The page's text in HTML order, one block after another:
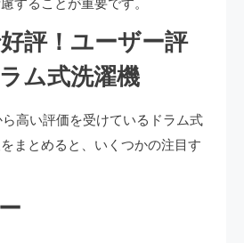
することが重要です。
評！ユーザー評
ム式洗濯機
高い評価を受けているドラム式
まとめると、いくつかの注目す